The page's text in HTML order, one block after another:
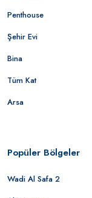
Penthouse
Şehir Evi
Bina
Tüm Kat
Arsa
Popüler Bölgeler
Wadi Al Safa 2